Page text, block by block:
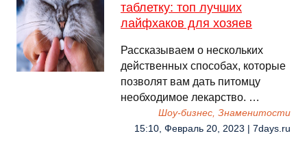
таблетку: топ лучших
лайфхаков для хозяев
Рассказываем о нескольких
действенных способах, которые
позволят вам дать питомцу
необходимое лекарство. …
Шоу-бизнес, Знаменитости
15:10, Февраль 20, 2023 | 7days.ru